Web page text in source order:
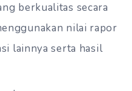
berkualitas secara
nilai rapor
lainnya serta hasil